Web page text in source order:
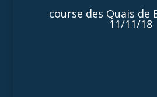
course des Quais de
11/11/18